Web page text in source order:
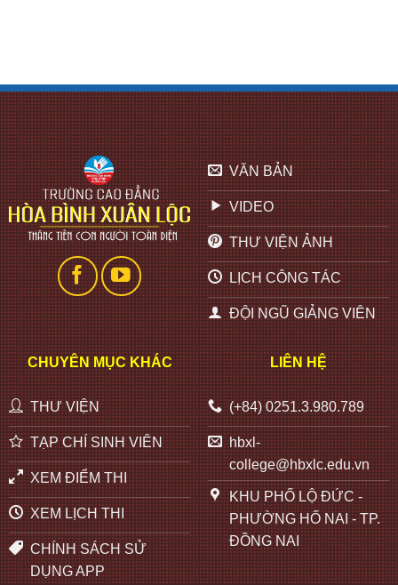
VĂN BẢN
VIDEO
THƯ VIỆN ẢNH
LỊCH CÔNG TÁC
ĐỘI NGŨ GIẢNG VIÊN
CHUYÊN MỤC KHÁC
THƯ VIỆN
TẠP CHÍ SINH VIÊN
XEM ĐIỂM THI
XEM LỊCH THI
CHÍNH SÁCH SỬ
DỤNG APP
LIÊN HỆ
(+84) 0251.3.980.789
hbxl-
college@hbxlc.edu.vn
KHU PHỐ LỘ ĐỨC -
PHƯỜNG HỐ NAI - TP.
ĐỒNG NAI